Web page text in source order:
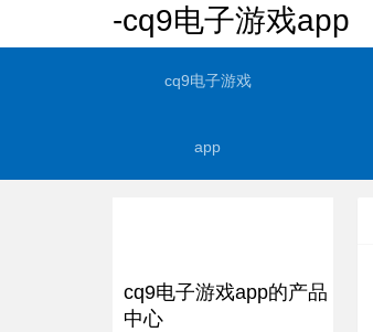
-cq9电子游戏app
cq9电子游戏
app
cq9电子游戏app的产品
中心